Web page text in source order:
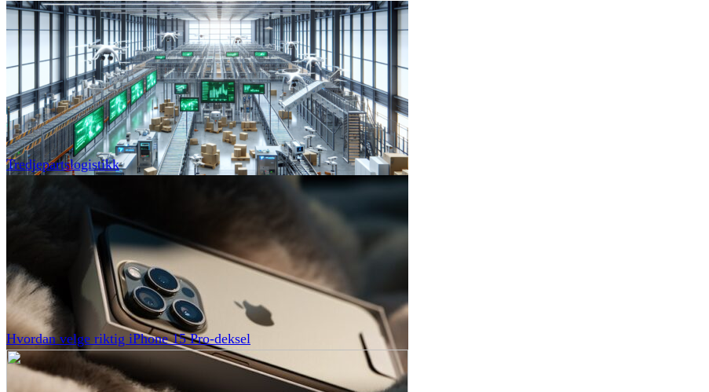
Tredjepartslogistikk
Hvordan velge riktig iPhone 15 Pro-deksel